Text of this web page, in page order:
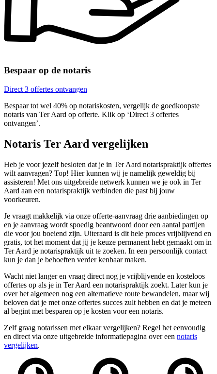
Bespaar op de notaris
Direct 3 offertes ontvangen
Bespaar tot wel 40% op notariskosten, vergelijk de goedkoopste
notaris van Ter Aard op offerte. Klik op ‘Direct 3 offertes
ontvangen’.
Notaris Ter Aard vergelijken
Heb je voor jezelf besloten dat je in Ter Aard notarispraktijk offertes
wilt aanvragen? Top! Hier kunnen wij je namelijk geweldig bij
assisteren! Met ons uitgebreide netwerk kunnen we je ook in Ter
Aard aan een notarispraktijk verbinden die past bij jouw
voorkeuren.
Je vraagt makkelijk via onze offerte-aanvraag drie aanbiedingen op
en je aanvraag wordt spoedig beantwoord door een aantal partijen
die voor jou boeiend zijn. Uiteraard is dit hele proces vrijblijvend en
gratis, tot het moment dat jij je keuze permanent hebt gemaakt om in
Ter Aard je notarispraktijk uit te zoeken. In een persoonlijk contact
kun je dan je behoeften verder kenbaar maken.
Wacht niet langer en vraag direct nog je vrijblijvende en kosteloos
offertes op als je in Ter Aard een notarispraktijk zoekt. Later kun je
over het algemeen nog een alternatieve route bewandelen, maar wij
beloven dat je met onze offertes succes zult hebben en dat je meteen
al begint met besparen op je kosten voor een notaris.
Zelf graag notarissen met elkaar vergelijken? Regel het eenvoudig
en direct via onze uitgebreide informatiepagina over een notaris
vergelijken.